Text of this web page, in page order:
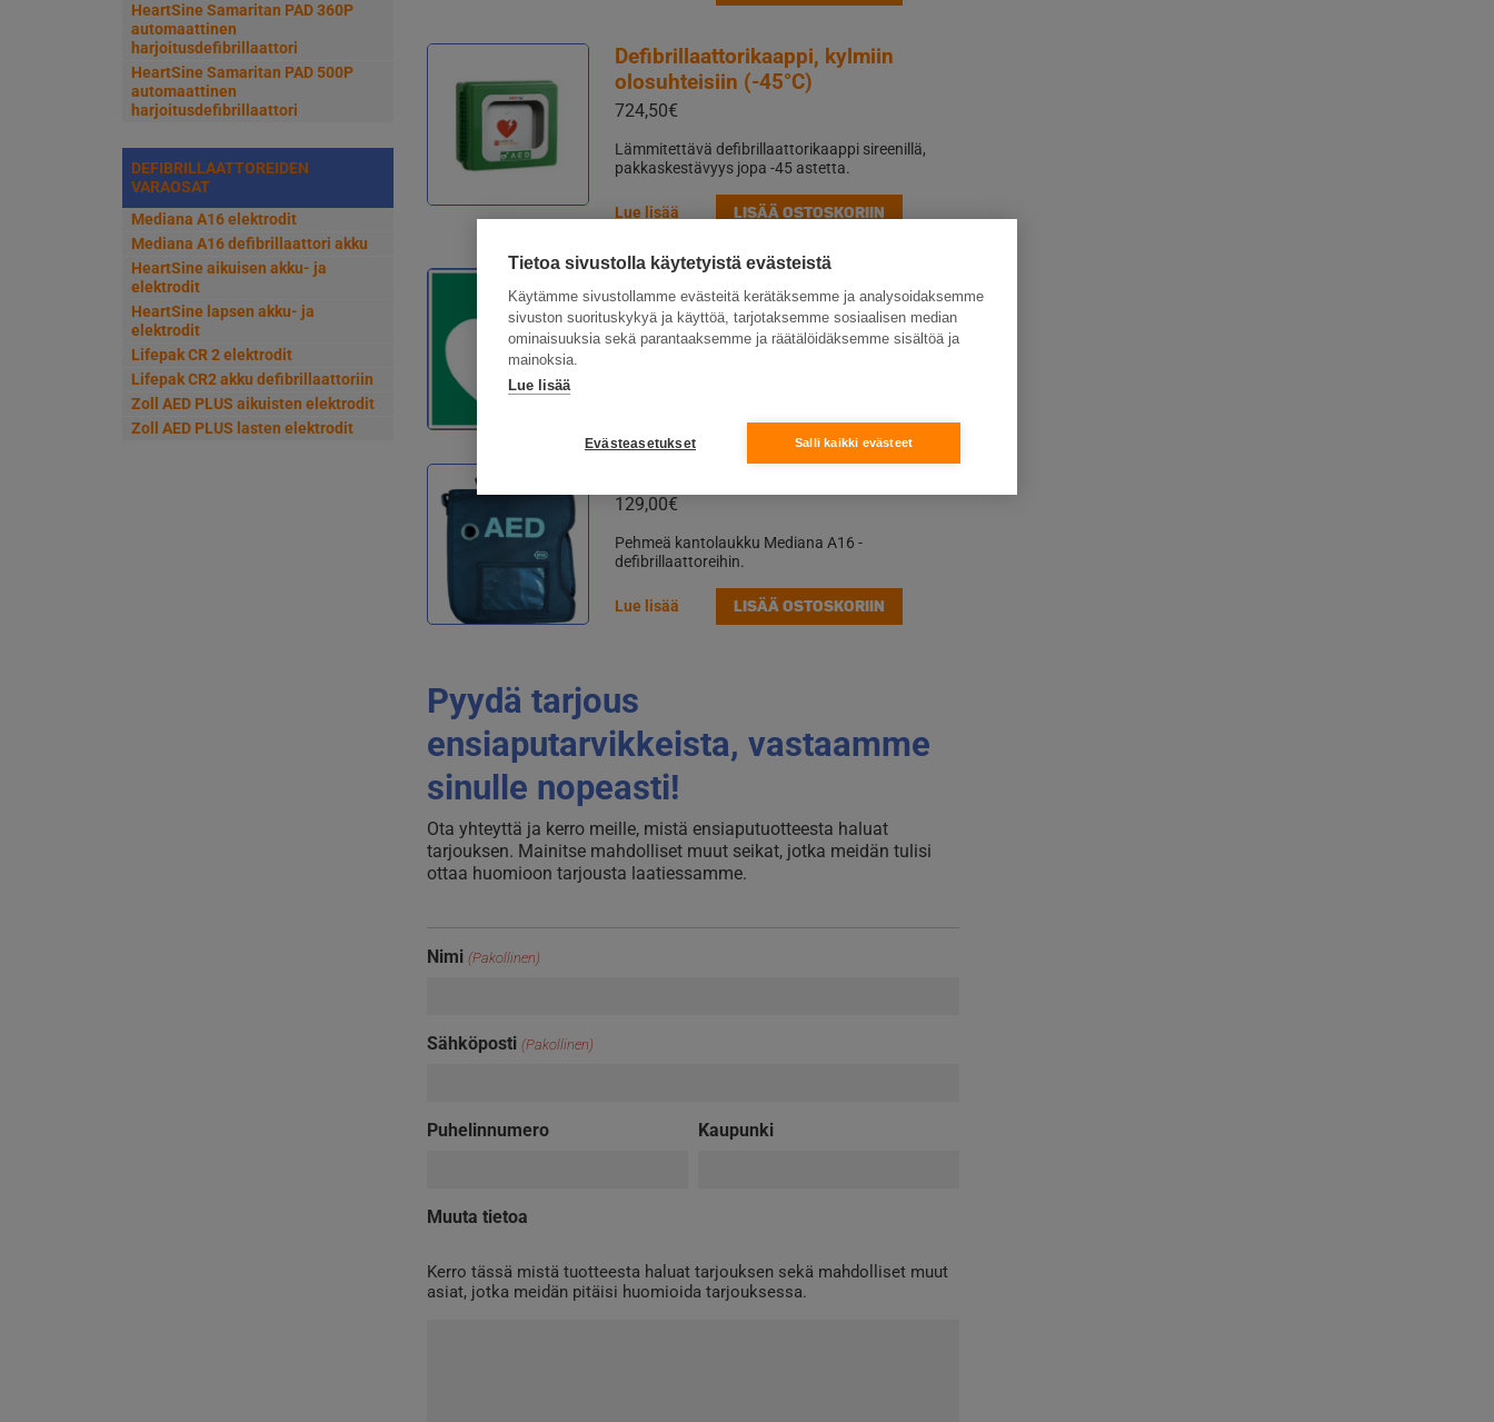
Tietoa sivustolla käytetyistä evästeistä
Käytämme sivustollamme evästeitä kerätäksemme ja analysoidaksemme
sivuston suorituskykyä ja käyttöä, tarjotaksemme sosiaalisen median
ominaisuuksia sekä parantaaksemme ja räätälöidäksemme sisältöä ja
mainoksia.
Lue lisää
Evästeasetukset Salli kaikki evästeet
HeartSine Samaritan PAD 360P
automaattinen
harjoitusdefibrillaattori
HeartSine Samaritan PAD 500P
automaattinen
harjoitusdefibrillaattori
DEFIBRILLAATTOREIDEN
VARAOSAT
Mediana A16 elektrodit
Mediana A16 defibrillaattori akku
HeartSine aikuisen akku- ja
elektrodit
HeartSine lapsen akku- ja
elektrodit
Lifepak CR 2 elektrodit
Lifepak CR2 akku defibrillaattoriin
Zoll AED PLUS aikuisten elektrodit
Zoll AED PLUS lasten elektrodit
Defibrillaattorikaappi, kylmiin
olosuhteisiin (-45°C)
724,50€
Lämmitettävä defibrillaattorikaappi sireenillä,
pakkaskestävyys jopa -45 astetta.
Lue lisää LISÄÄ OSTOSKORIIN
Defibrillaattori opastekyltti
30,35 €
Defibrillaattori opastekyltti, jälkivalaiseva
129,00€
Pehmeä kantolaukku Mediana A16 -
defibrillaattoreihin.
Lue lisää LISÄÄ OSTOSKORIIN
Pyydä tarjous
ensiaputarvikkeista, vastaamme
sinulle nopeasti!
Ota yhteyttä ja kerro meille, mistä ensiaputuotteesta haluat
tarjouksen. Mainitse mahdolliset muut seikat, jotka meidän tulisi
ottaa huomioon tarjousta laatiessamme.
Nimi (Pakollinen)
Sähköposti (Pakollinen)
Puhelinnumero Kaupunki
Muuta tietoa
Kerro tässä mistä tuotteesta haluat tarjouksen sekä mahdolliset muut
asiat, jotka meidän pitäisi huomioida tarjouksessa.